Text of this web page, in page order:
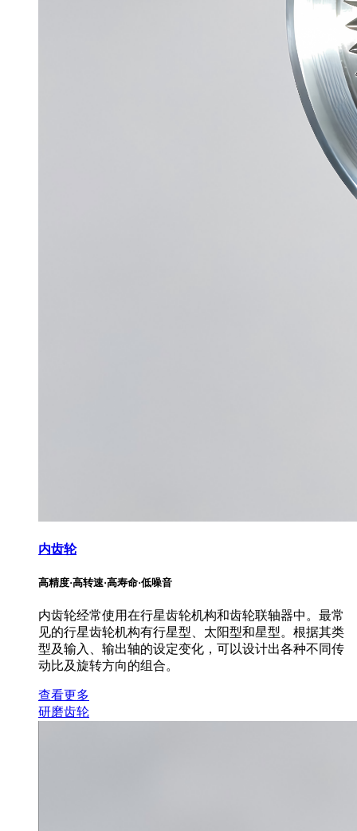
内齿轮
高精度·高转速·高寿命·低噪音
内齿轮经常使用在行星齿轮机构和齿轮联轴器中。最常
见的行星齿轮机构有行星型、太阳型和星型。根据其类
型及输入、输出轴的设定变化，可以设计出各种不同传
动比及旋转方向的组合。
查看更多
研磨齿轮